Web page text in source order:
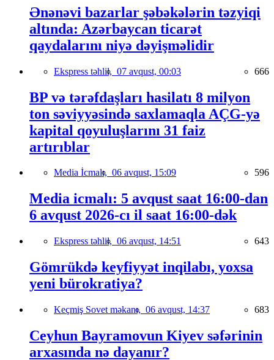
Ənənəvi bazarlar şəbəkələrin təzyiqi
altında: Azərbaycan ticarət
qaydalarını niyə dəyişməlidir
Ekspress təhlil, 07 avqust, 00:03 666
BP və tərəfdaşları hasilatı 8 milyon
ton səviyyəsində saxlamaqla AÇG-yə
kapital qoyuluşlarını 31 faiz
artırıblar
Media İcmalı, 06 avqust, 15:09 596
Media icmalı: 5 avqust saat 16:00-dan
6 avqust 2026-cı il saat 16:00-dək
Ekspress təhlil, 06 avqust, 14:51 643
Gömrükdə keyfiyyət inqilabı, yoxsa
yeni bürokratiya?
Keçmiş Sovet məkanı, 06 avqust, 14:37 683
Ceyhun Bayramovun Kiyev səfərinin
arxasında nə dayanır?